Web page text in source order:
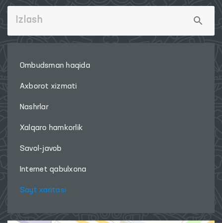
Ombudsman haqida
Axborot xizmati
Nashrlar
Xalqaro hamkorlik
Savol-javob
Internet qabulxona
Sayt xaritasi